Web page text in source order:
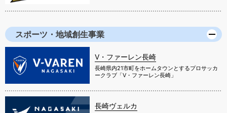
スポーツ・地域創生事業
V・ファーレン長崎
長崎県内21市町をホームタウンとするプロサッカ
ークラブ「V・ファーレン長崎」
長崎ヴェルカ